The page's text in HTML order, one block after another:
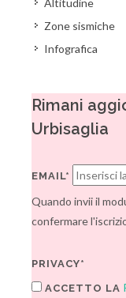
Altitudine
Zone sismiche
Infografica
Rimani
Urbisaglia
EMAIL*
Quando invii il
confermare
PRIVACY*
ACCETTO LA